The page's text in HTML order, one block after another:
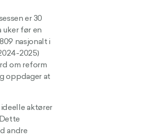
er 30
uker før en
nasjonalt i
2025)
om reform
oppdager at
ideelle aktører
andre